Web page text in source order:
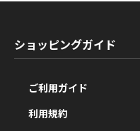
ショッピングガイド
ご利用ガイド
利用規約